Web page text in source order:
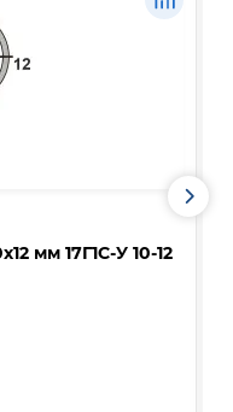
мм 17Г1С-У 10-12